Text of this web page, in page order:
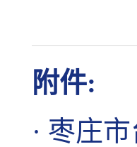
附件:
· 枣庄